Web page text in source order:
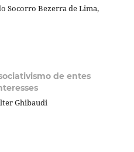
Socorro Bezerra de Lima,
de entes
Ghibaudi